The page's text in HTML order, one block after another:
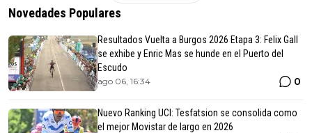
Novedades Populares
Resultados Vuelta a Burgos 2026 Etapa 3: Felix Gall
se exhibe y Enric Mas se hunde en el Puerto del
Escudo
ago 06, 16:34 0
Nuevo Ranking UCI: Tesfatsion se consolida como
el mejor Movistar de largo en 2026